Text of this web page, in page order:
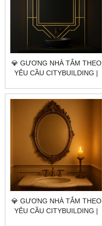
💎 GƯƠNG NHÀ TẮM THEO
YÊU CẦU CITYBUILDING |
GIÁ GƯƠNG NHÀ TẮM
QUẬN 7 TP.HCM
💎 GƯƠNG NHÀ TẮM THEO
YÊU CẦU CITYBUILDING |